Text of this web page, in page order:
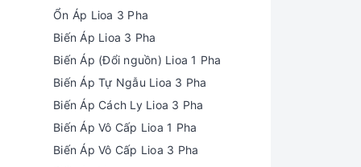
Ổn Áp Lioa 3 Pha
Biến Áp Lioa 3 Pha
Biến Áp (Đổi nguồn) Lioa 1 Pha
Biến Áp Tự Ngẫu Lioa 3 Pha
Biến Áp Cách Ly Lioa 3 Pha
Biến Áp Vô Cấp Lioa 1 Pha
Biến Áp Vô Cấp Lioa 3 Pha